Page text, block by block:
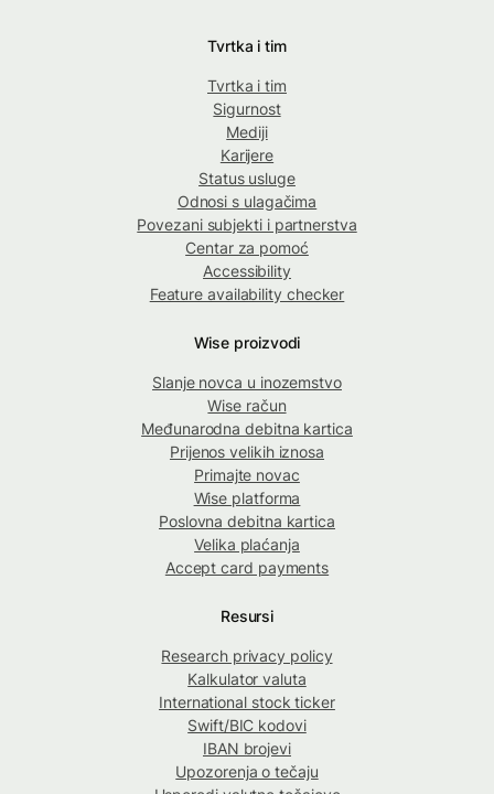
Tvrtka i tim
Tvrtka i tim
Sigurnost
Mediji
Karijere
Status usluge
Odnosi s ulagačima
Povezani subjekti i partnerstva
Centar za pomoć
Accessibility
Feature availability checker
Wise proizvodi
Slanje novca u inozemstvo
Wise račun
Međunarodna debitna kartica
Prijenos velikih iznosa
Primajte novac
Wise platforma
Poslovna debitna kartica
Velika plaćanja
Accept card payments
Resursi
Research privacy policy
Kalkulator valuta
International stock ticker
Swift/BIC kodovi
IBAN brojevi
Upozorenja o tečaju